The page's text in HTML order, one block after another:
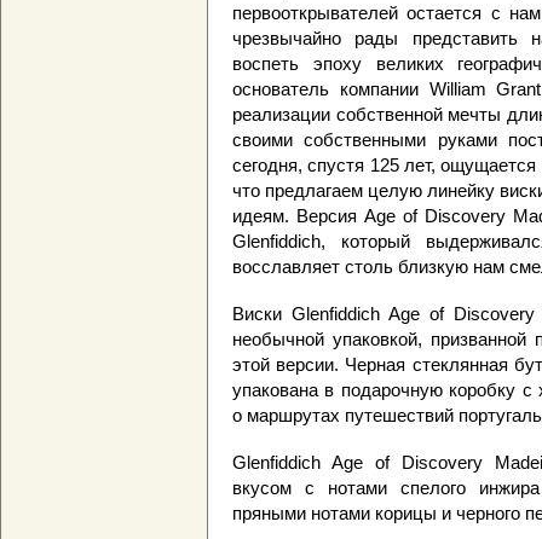
первооткрывателей остается с
чрезвычайно рады представить
воспеть эпоху великих
основатель компании William
реализации собственной мечты
своими собственными руками
сегодня, спустя 125 лет,
что предлагаем целую линейку
идеям. Версия Age of Discovery
Glenfiddich, который
восславляет столь близкую нам
Виски Glenfiddich Age of
необычной упаковкой, призванной
этой версии. Черная стеклянная
упакована в подарочную коробку
о маршрутах путешествий
Glenfiddich Age of Discovery
вкусом с нотами спелого
пряными нотами корицы и черного